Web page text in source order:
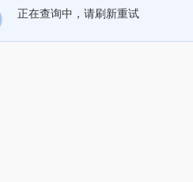
正在查询中，请刷新重试